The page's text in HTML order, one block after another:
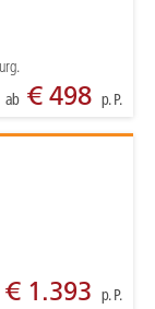
ab€ 498 p. P.
€ 1.393 p. P.